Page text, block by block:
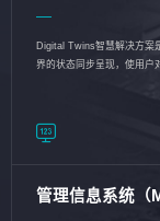
Digital Twins智慧解决方案
界的状态同步呈现，使用户
管理信息系统（